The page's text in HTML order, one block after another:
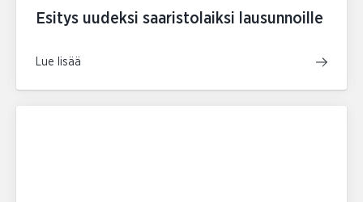
Esitys uudeksi saaristolaiksi lausunnoille
Lue lisää